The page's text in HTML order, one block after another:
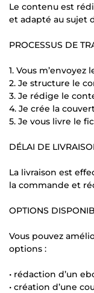
Le contenu est
et adapté au sujet
PROCESSUS DE
1. Vous
2. Je structure le
3. Je rédige le
4. Je crée la
5. Je vous livre le
DÉLAI DE
La livraison est
la commande et
OPTIONS
Vous pouvez
options :
• rédaction d’un
• création d’une